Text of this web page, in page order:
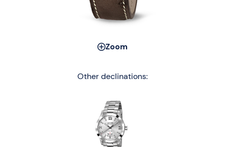
Zoom
Other declinations: